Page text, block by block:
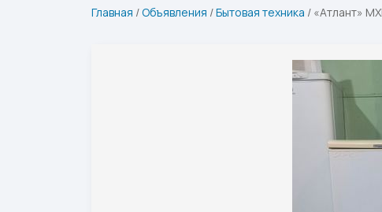
Главная /Объявления /Бытовая техника / «Атлант»